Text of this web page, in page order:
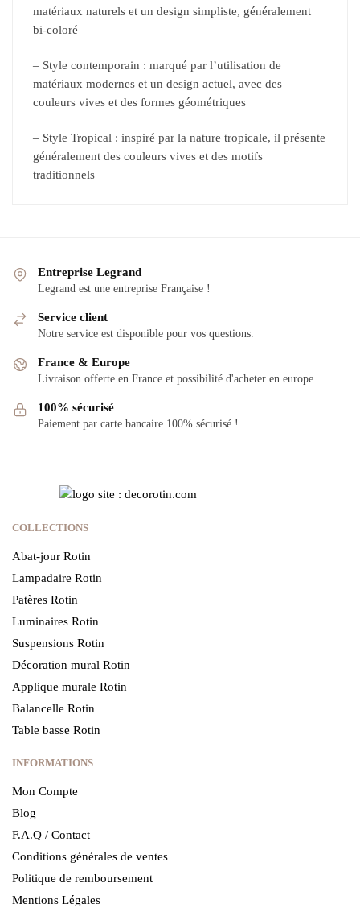
matériaux naturels et un design simpliste, généralement
bi-coloré
– Style contemporain : marqué par l’utilisation de
matériaux modernes et un design actuel, avec des
couleurs vives et des formes géométriques
– Style Tropical : inspiré par la nature tropicale, il présente
généralement des couleurs vives et des motifs
traditionnels
Entreprise Legrand
Legrand est une entreprise Française !
Service client
Notre service est disponible pour vos questions.
France & Europe
Livraison offerte en France et possibilité d'acheter en europe.
100% sécurisé
Paiement par carte bancaire 100% sécurisé !
COLLECTIONS
Abat-jour Rotin
Lampadaire Rotin
Patères Rotin
Luminaires Rotin
Suspensions Rotin
Décoration mural Rotin
Applique murale Rotin
Balancelle Rotin
Table basse Rotin
INFORMATIONS
Mon Compte
Blog
F.A.Q / Contact
Conditions générales de ventes
Politique de remboursement
Mentions Légales